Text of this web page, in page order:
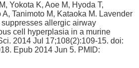
Yokota K, Aoe M, Hyoda T,
Tanimoto M, Kataoka M. Lavender
allergic airway
cell hyperplasia in a murine
2014 Jul 17;108(2):109-15. doi:
Epub 2014 Jun 5. PMID: